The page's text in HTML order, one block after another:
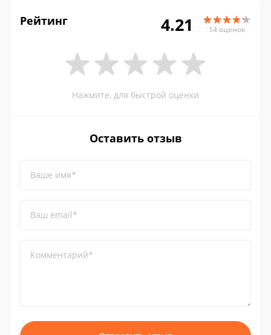
Рейтинг 4.21 14 оценок
Нажмите, для быстрой оценки
Оставить отзыв
Ваше имя*
Ваш email*
Комментарий*